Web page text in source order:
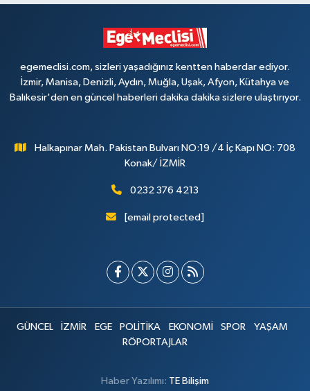
egemeclisi.com, sizleri yaşadığınız kentten haberdar ediyor.
İzmir, Manisa, Denizli, Aydın, Muğla, Uşak, Afyon, Kütahya ve
Balıkesir'den en güncel haberleri dakika dakika sizlere ulaştırıyor.
Halkapınar Mah. Pakistan Bulvarı NO:19 /4 İç Kapı NO: 708
Konak/ İZMİR
0232 376 4213
[email protected]
GÜNCEL İZMİR EGE POLİTİKA EKONOMİ SPOR
YAŞAM
RÖPORTAJLAR
Haber Yazılımı: TE Bilişim